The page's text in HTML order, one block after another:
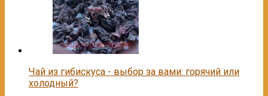
Чай из гибискуса - выбор за вами: горячий или
холодный?